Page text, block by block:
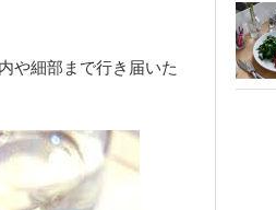
や細部まで行き届いた